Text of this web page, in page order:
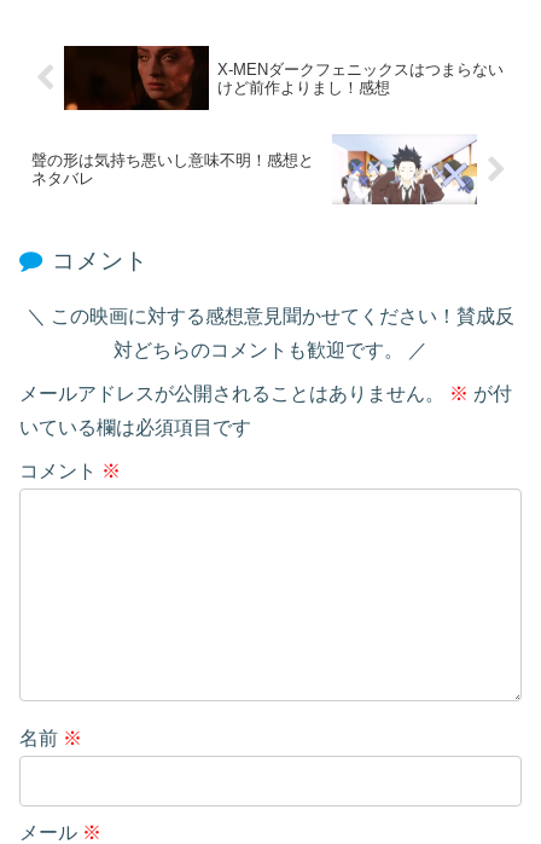
X-MENダークフェニックスはつまらない
けど前作よりまし！感想
聲の形は気持ち悪いし意味不明！感想と
ネタバレ
コメント
この映画に対する感想意見聞かせてください！賛成反
対どちらのコメントも歓迎です。
メールアドレスが公開されることはありません。 ※ が付
いている欄は必須項目です
コメント ※
名前 ※
メール ※